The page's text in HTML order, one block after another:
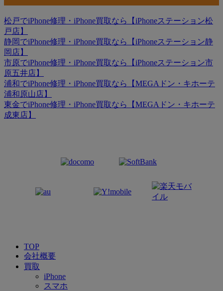
松戸でiPhone修理・iPhone買取なら【iPhoneステーション松
戸店】
静岡でiPhone修理・iPhone買取なら【iPhoneステーション静
岡店】
市原でiPhone修理・iPhone買取なら【iPhoneステーション市
原五井店】
浦和でiPhone修理・iPhone買取なら【MEGAドン・キホーテ
浦和原山店】
東金でiPhone修理・iPhone買取なら【MEGAドン・キホーテ
成東店】
TOP
会社概要
買取
iPhone
スマホ